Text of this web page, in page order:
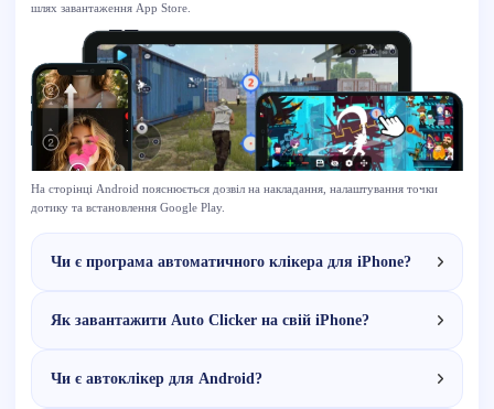
шлях завантаження App Store.
На сторінці Android пояснюється дозвіл на накладання, налаштування точки
дотику та встановлення Google Play.
Чи є програма автоматичного клікера для iPhone?
Як завантажити Auto Clicker на свій iPhone?
Чи є автоклікер для Android?